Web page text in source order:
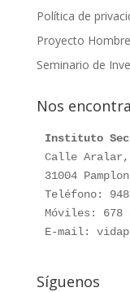
Política de
Proyecto Hombre
Seminario de
Nos
Instituto
Calle Aralar,
31004
Teléfono:
Móviles: 678
E-mail:
Síguenos